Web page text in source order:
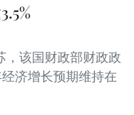
，该国财政部财政政
济增长预期维持在